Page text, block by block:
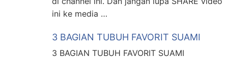
ini ke media …
3 BAGIAN TUBUH FAVORIT SUAMI
3 BAGIAN TUBUH FAVORIT SUAMI